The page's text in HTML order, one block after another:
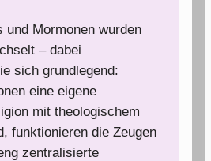
und Mormonen wurden
– dabei
sich grundlegend:
eine eigene
mit theologischem
funktionieren die Zeugen
zentralisierte